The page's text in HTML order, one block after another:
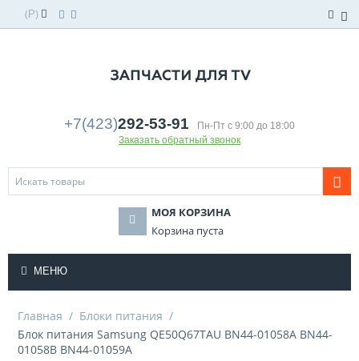
( Р)
+7(423)292-53-91
Пн-Пт с 9:00 до 18:00
Заказать обратный звонок
МОЯ КОРЗИНА
Корзина пуста
МЕНЮ
Главная / Блоки питания /
Блок питания Samsung QE50Q67TAU BN44-01058A BN44-
01058B BN44-01059A